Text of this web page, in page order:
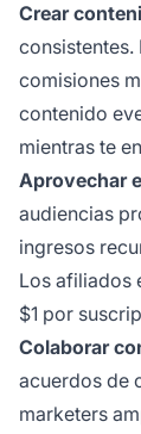
Crear
consistentes.
comisiones
contenido
mientras te
Aprovechar
audiencias
ingresos
Los afiliados
$1 por
Colaborar
acuerdos de
marketers